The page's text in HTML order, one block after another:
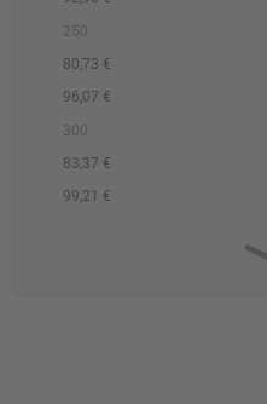
250
80,73 €
96,07 €
300
83,37 €
99,21 €